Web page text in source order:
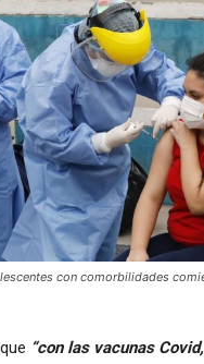
con comorbilidades
“con las vacunas